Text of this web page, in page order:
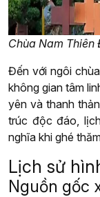
Chùa Nam Thiên
Đến với ngôi
không gian tâm
yên và thanh
trúc độc đáo,
nghĩa khi ghé
Lịch sử
Nguồn gốc